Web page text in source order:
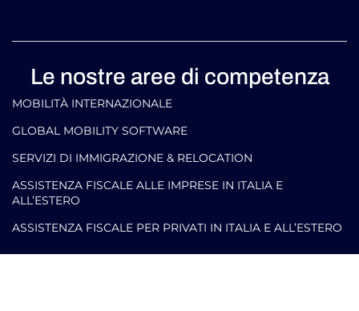
Le nostre aree di competenza
MOBILITÀ INTERNAZIONALE
GLOBAL MOBILITY SOFTWARE​
SERVIZI DI IMMIGRAZIONE & RELOCATION
ASSISTENZA FISCALE ALLE IMPRESE IN ITALIA E
ALL’ESTERO
ASSISTENZA FISCALE PER PRIVATI IN ITALIA E ALL’ESTERO